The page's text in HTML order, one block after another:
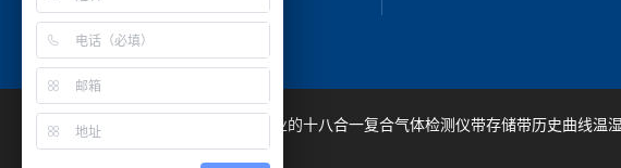
深圳市吉顺安科技有限公司是专业的十八合一复合气体检测仪带存储带历史曲线